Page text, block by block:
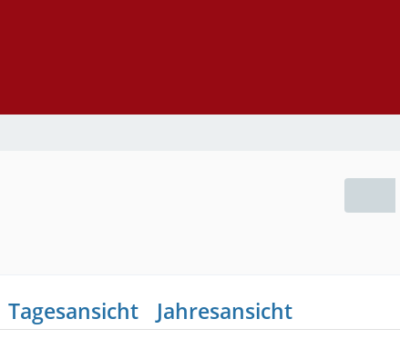
Tagesansicht Jahresansicht